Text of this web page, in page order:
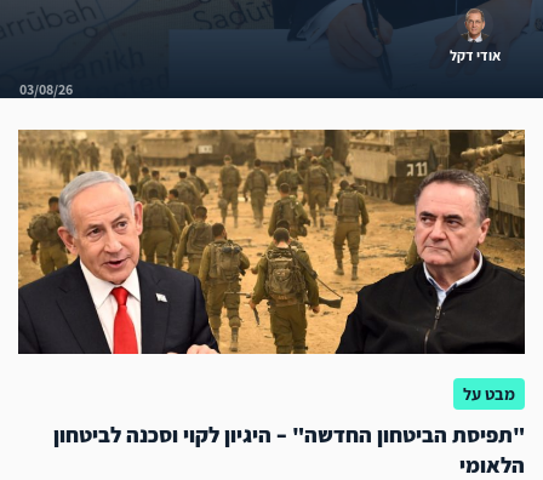
אודי דקל
03/08/26
מבט על
"תפיסת הביטחון החדשה" – היגיון לקוי וסכנה לביטחון
הלאומי